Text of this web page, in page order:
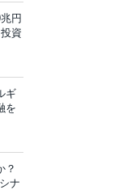
円
資
ギ
を
？
ナ